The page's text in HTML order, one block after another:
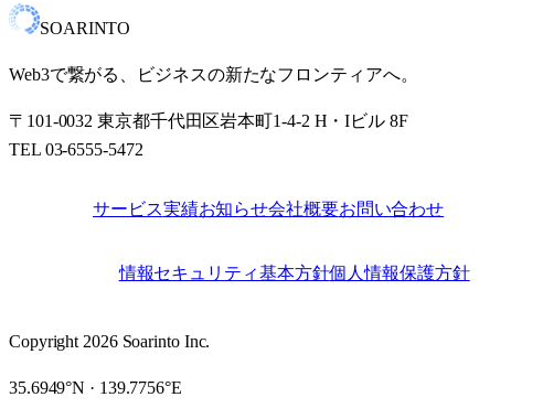
SOARINTO
Web3で繋がる、ビジネスの新たなフロンティアへ。
〒101-0032 東京都千代田区岩本町1-4-2 H・Iビル 8F
TEL 03-6555-5472
SITEサービス実績お知らせ会社概要お問い合わせ
LEGAL情報セキュリティ基本方針個人情報保護方針
Copyright 2026 Soarinto Inc.
35.6949°N · 139.7756°E